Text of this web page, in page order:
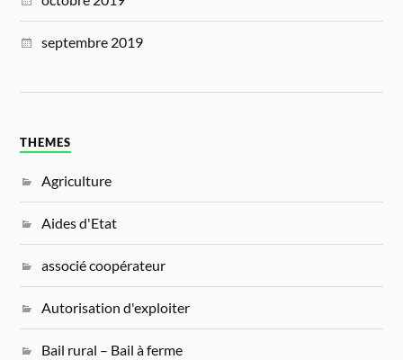
septembre 2019
THEMES
Agriculture
Aides d'Etat
associé coopérateur
Autorisation d'exploiter
Bail rural – Bail à ferme